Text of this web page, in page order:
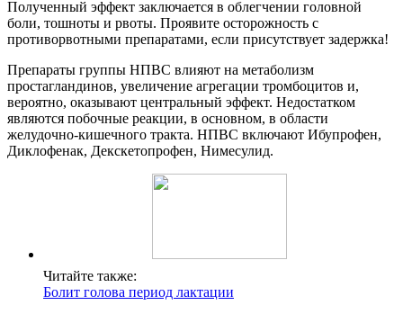
Полученный эффект заключается в облегчении головной
боли, тошноты и рвоты. Проявите осторожность с
противорвотными препаратами, если присутствует задержка!
Препараты группы НПВС влияют на метаболизм
простагландинов, увеличение агрегации тромбоцитов и,
вероятно, оказывают центральный эффект. Недостатком
являются побочные реакции, в основном, в области
желудочно-кишечного тракта. НПВС включают Ибупрофен,
Диклофенак, Декскетопрофен, Нимесулид.
Читайте также:
Болит голова период лактации